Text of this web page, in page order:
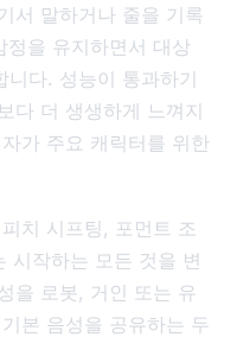
서 말하거나 줄을 기록
을 유지하면서 대상
니다. 성능이 통과하기
다 더 생생하게 느껴지
가 주요 캐릭터를 위한
치 시프팅, 포먼트 조
시작하는 모든 것을 변
을 로봇, 거인 또는 유
본 음성을 공유하는 두